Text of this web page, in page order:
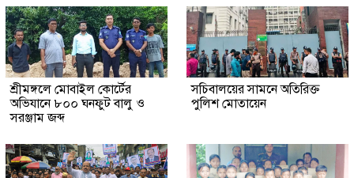
শ্রীমঙ্গলে মোবাইল কোর্টের
অভিযানে ৮০০ ঘনফুট বালু ও
সরঞ্জাম জব্দ
সচিবালয়ের সামনে অতিরিক্ত
পুলিশ মোতায়েন